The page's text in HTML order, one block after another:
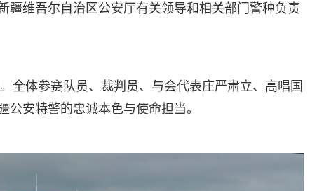
疆维吾尔自治区公安厅有关领导和相关部门警种负责
全体参赛队员、裁判员、与会代表庄严肃立、高唱国
安特警的忠诚本色与使命担当。